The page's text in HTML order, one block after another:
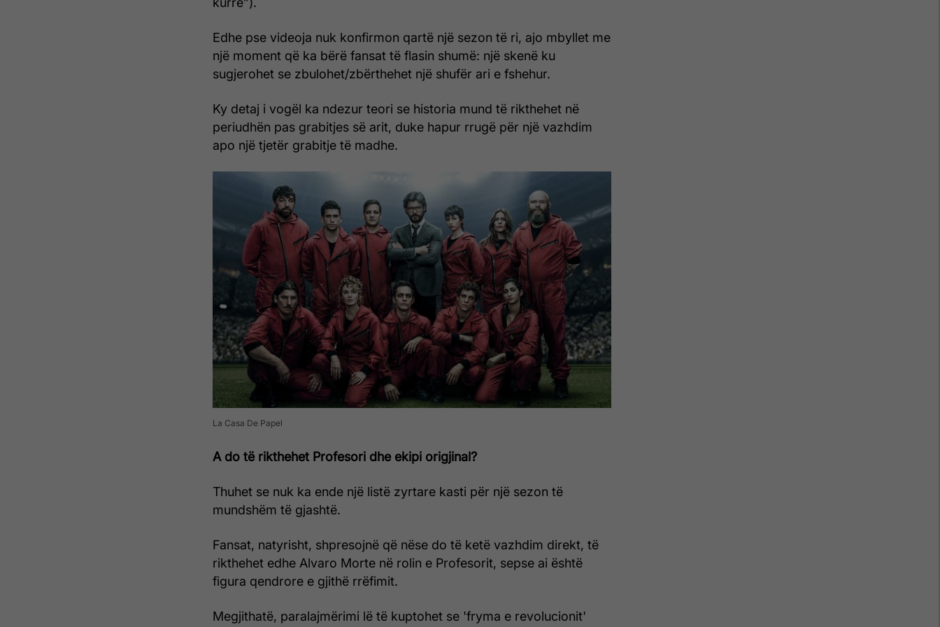
Edhe pse videoja nuk konfirmon qartë një sezon të ri, ajo mbyllet me
një moment që ka bërë fansat të flasin shumë: një skenë ku
sugjerohet se zbulohet/zbërthehet një shufër ari e fshehur.
Ky detaj i vogël ka ndezur teori se historia mund të rikthehet në
periudhën pas grabitjes së arit, duke hapur rrugë për një vazhdim
apo një tjetër grabitje të madhe.
La Casa De Papel
A do të rikthehet Profesori dhe ekipi origjinal?
Thuhet se nuk ka ende një listë zyrtare kasti për një sezon të
mundshëm të gjashtë.
Fansat, natyrisht, shpresojnë që nëse do të ketë vazhdim direkt, të
rikthehet edhe Alvaro Morte në rolin e Profesorit, sepse ai është
figura qendrore e gjithë rrëfimit.
Megjithatë, paralajmërimi lë të kuptohet se 'fryma e revolucionit'